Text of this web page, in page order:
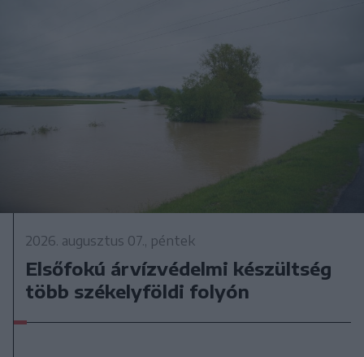
2026. augusztus 07., péntek
Elsőfokú árvízvédelmi készültség
több székelyföldi folyón